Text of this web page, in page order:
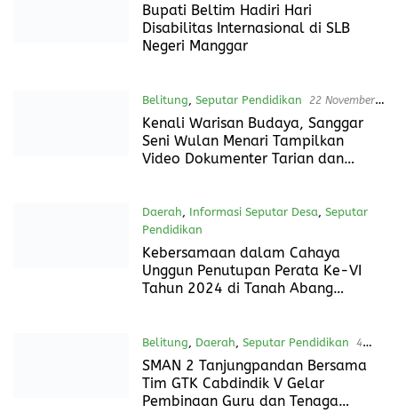
11 Desember 2024
Bupati Beltim Hadiri Hari
Disabilitas Internasional di SLB
Negeri Manggar
Belitung , Seputar Pendidikan
22 November
2024
Kenali Warisan Budaya, Sanggar
Ritual Suku Sawang
Daerah,Informasi Seputar Desa,Seputar
Kebersamaan dalam Cahaya
Unggun Penutupan Perata Ke-VI
Tahun 2024 di Tanah Abang
Selatan